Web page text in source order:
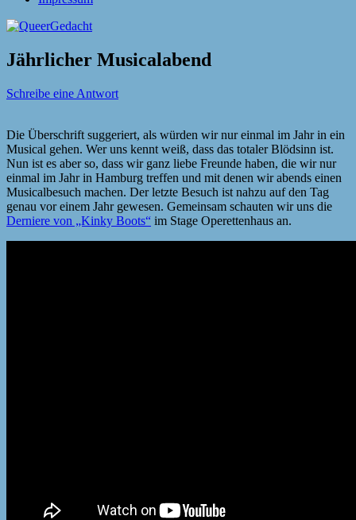
Jährlicher Musicalabend
Schreibe eine Antwort
Die Überschrift suggeriert, als würden wir nur einmal im Jahr in ein
Musical gehen. Wer uns kennt weiß, dass das totaler Blödsinn ist.
Nun ist es aber so, dass wir ganz liebe Freunde haben, die wir nur
einmal im Jahr in Hamburg treffen und mit denen wir abends einen
Musicalbesuch machen. Der letzte Besuch ist nahzu auf den Tag
genau vor einem Jahr gewesen. Gemeinsam schauten wir uns die
Derniere von „Kinky Boots“ im Stage Operettenhaus an.